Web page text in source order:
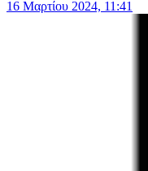
16 Μαρτίου 2024, 11:41